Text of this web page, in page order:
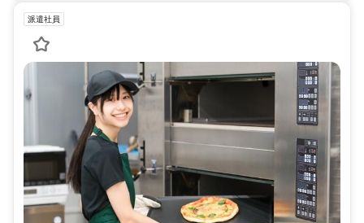
派遣社員